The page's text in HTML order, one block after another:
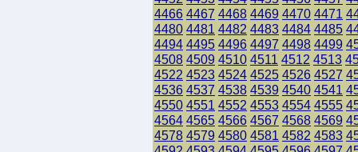
4466 4467 4468 4469 4470 4471
4480 4481 4482 4483 4484 4485
4494 4495 4496 4497 4498 4499
4508 4509 4510 4511 4512 4513
4522 4523 4524 4525 4526 4527
4536 4537 4538 4539 4540 4541
4550 4551 4552 4553 4554 4555
4564 4565 4566 4567 4568 4569
4578 4579 4580 4581 4582 4583